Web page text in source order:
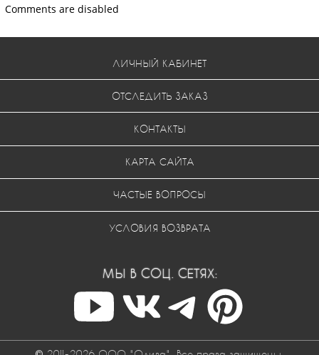
Comments are disabled
ЛИЧНЫЙ КАБИНЕТ
ОТСЛЕДИТЬ ЗАКАЗ
КОНТАКТЫ
КАРТА САЙТА
ЧАСТЫЕ ВОПРОСЫ
УСЛОВИЯ ВОЗВРАТА
МЫ В СОЦ. СЕТЯХ: